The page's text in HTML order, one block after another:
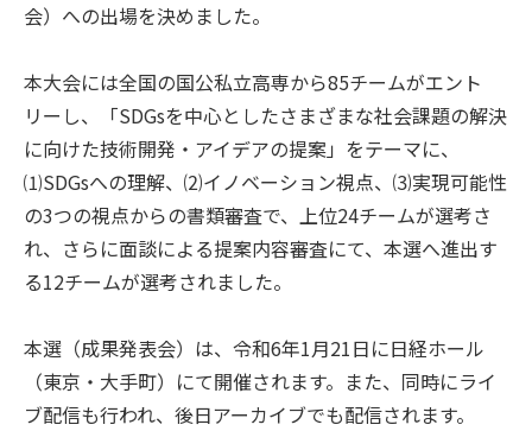
会）への出場を決めました。
本大会には全国の国公私立高専から85チームがエント
リーし、「SDGsを中心としたさまざまな社会課題の解決
に向けた技術開発・アイデアの提案」をテーマに、
⑴SDGsへの理解、⑵イノベーション視点、⑶実現可能性
の3つの視点からの書類審査で、上位24チームが選考さ
れ、さらに面談による提案内容審査にて、本選へ進出す
る12チームが選考されました。
本選（成果発表会）は、令和6年1月21日に日経ホール
（東京・大手町）にて開催されます。また、同時にライ
ブ配信も行われ、後日アーカイブでも配信されます。